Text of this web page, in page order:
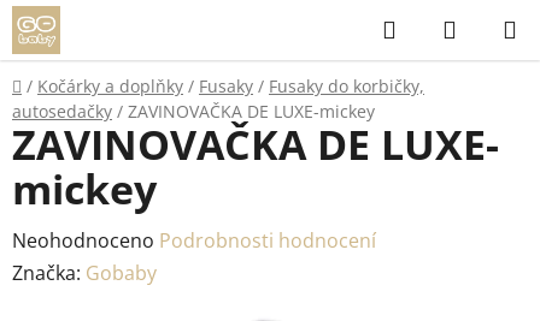
Přejít
na
obsah
Hledat
KOŠÍK
Domů
/ Kočárky a doplňky / Fusaky / Fusaky do korbičky,
autosedačky / ZAVINOVAČKA DE LUXE-mickey
ZAVINOVAČKA DE LUXE-
mickey
Průměrné
hodnocení
Neohodnoceno Podrobnosti hodnocení
Značka: Gobaby